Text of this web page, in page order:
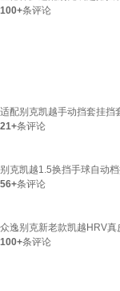
100+条评论
适配别克凯越手动挡套挂挡
21+条评论
别克凯越1.5换挡手球自动
56+条评论
众逸别克新老款凯越HRV
100+条评论